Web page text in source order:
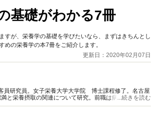
基礎がわかる7冊
すが、栄養学の基礎を学びたいなら、まずはきちんとし
の栄養学の本7冊をご紹介します。
更新日：2020年02月07日
研究員。女子栄養大学大学院 博士課程修了。名古屋
と栄養摂取の関連について研究。前職は病院栄養科責
情報を発信。
...続きを読む